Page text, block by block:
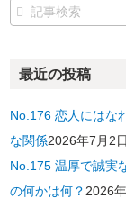
最近の投稿
No.176 恋人にはな
な関係2026年7月2日
No.175 温厚で誠実
の何かは何？ 2026